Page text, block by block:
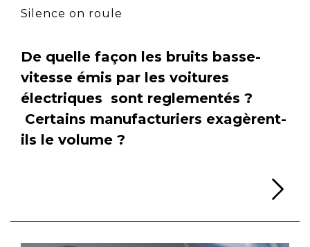
Silence on roule
De quelle façon les bruits basse-
vitesse émis par les voitures
électriques sont reglementés ?
Certains manufacturiers exagèrent-
ils le volume ?